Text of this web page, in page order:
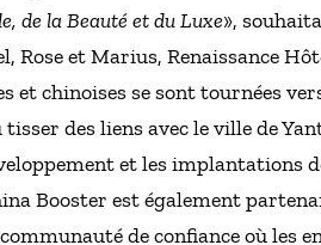
de la Beauté et du Luxe»,
Rose et Marius, Renaissance
et chinoises se sont tournées
des liens avec le ville de
et les implantations
Booster est également
de confiance où les